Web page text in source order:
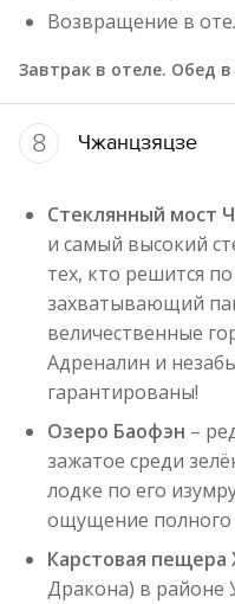
Возвращение в
Завтрак в отеле. Обед
8 Чжанцзяцзе
Стеклянный мост
и самый высокий
тех, кто решится
захватывающий
величественные
Адреналин и
гарантированы!
Озеро Баофэн –
зажатое среди
лодке по его
ощущение полного
Карстовая пещера
Дракона) в районе